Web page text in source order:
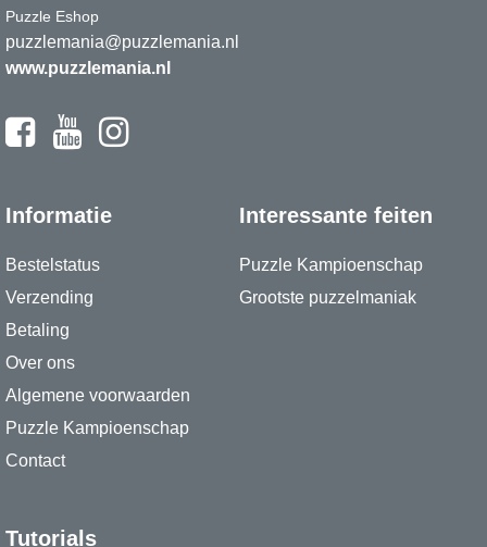
Puzzle Eshop
puzzlemania@puzzlemania.nl
www.puzzlemania.nl
Informatie
Bestelstatus
Verzending
Betaling
Over ons
Algemene voorwaarden
Puzzle Kampioenschap
Contact
Interessante feiten
Puzzle Kampioenschap
Grootste puzzelmaniak
Tutorials